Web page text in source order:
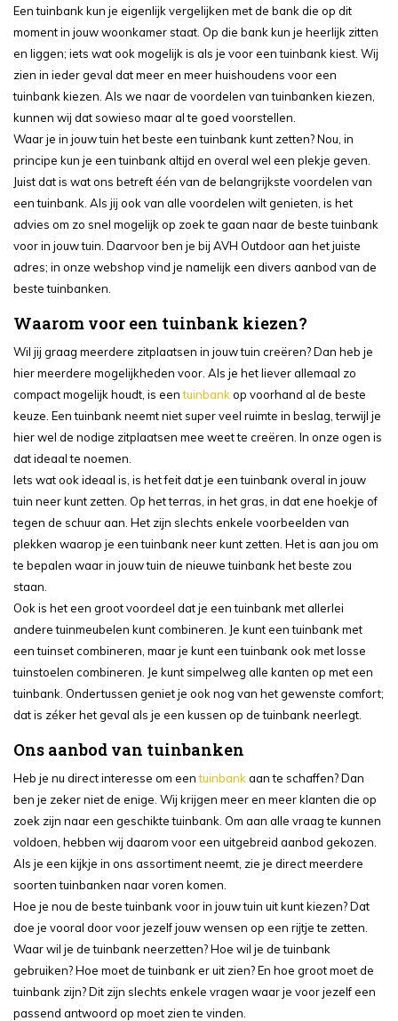
Een tuinbank kun je eigenlijk vergelijken met de bank die op dit
moment in jouw woonkamer staat. Op die bank kun je heerlijk zitten
en liggen; iets wat ook mogelijk is als je voor een tuinbank kiest. Wij
zien in ieder geval dat meer en meer huishoudens voor een
tuinbank kiezen. Als we naar de voordelen van tuinbanken kiezen,
kunnen wij dat sowieso maar al te goed voorstellen.
Waar je in jouw tuin het beste een tuinbank kunt zetten? Nou, in
principe kun je een tuinbank altijd en overal wel een plekje geven.
Juist dat is wat ons betreft één van de belangrijkste voordelen van
een tuinbank. Als jij ook van alle voordelen wilt genieten, is het
advies om zo snel mogelijk op zoek te gaan naar de beste tuinbank
voor in jouw tuin. Daarvoor ben je bij AVH Outdoor aan het juiste
adres; in onze webshop vind je namelijk een divers aanbod van de
beste tuinbanken.
Waarom voor een tuinbank kiezen?
Wil jij graag meerdere zitplaatsen in jouw tuin creëren? Dan heb je
hier meerdere mogelijkheden voor. Als je het liever allemaal zo
compact mogelijk houdt, is eentuinbank op voorhand al de beste
keuze. Een tuinbank neemt niet super veel ruimte in beslag, terwijl je
hier wel de nodige zitplaatsen mee weet te creëren. In onze ogen is
dat ideaal te noemen.
Iets wat ook ideaal is, is het feit dat je een tuinbank overal in jouw
tuin neer kunt zetten. Op het terras, in het gras, in dat ene hoekje of
tegen de schuur aan. Het zijn slechts enkele voorbeelden van
plekken waarop je een tuinbank neer kunt zetten. Het is aan jou om
te bepalen waar in jouw tuin de nieuwe tuinbank het beste zou
staan.
Ook is het een groot voordeel dat je een tuinbank met allerlei
andere tuinmeubelen kunt combineren. Je kunt een tuinbank met
een tuinset combineren, maar je kunt een tuinbank ook met losse
tuinstoelen combineren. Je kunt simpelweg alle kanten op met een
tuinbank. Ondertussen geniet je ook nog van het gewenste comfort;
dat is zéker het geval als je een kussen op de tuinbank neerlegt.
Ons aanbod van tuinbanken
Heb je nu direct interesse om eentuinbank aan te schaffen? Dan
ben je zeker niet de enige. Wij krijgen meer en meer klanten die op
zoek zijn naar een geschikte tuinbank. Om aan alle vraag te kunnen
voldoen, hebben wij daarom voor een uitgebreid aanbod gekozen.
Als je een kijkje in ons assortiment neemt, zie je direct meerdere
soorten tuinbanken naar voren komen.
Hoe je nou de beste tuinbank voor in jouw tuin uit kunt kiezen? Dat
doe je vooral door voor jezelf jouw wensen op een rijtje te zetten.
Waar wil je de tuinbank neerzetten? Hoe wil je de tuinbank
gebruiken? Hoe moet de tuinbank er uit zien? En hoe groot moet de
tuinbank zijn? Dit zijn slechts enkele vragen waar je voor jezelf een
passend antwoord op moet zien te vinden.